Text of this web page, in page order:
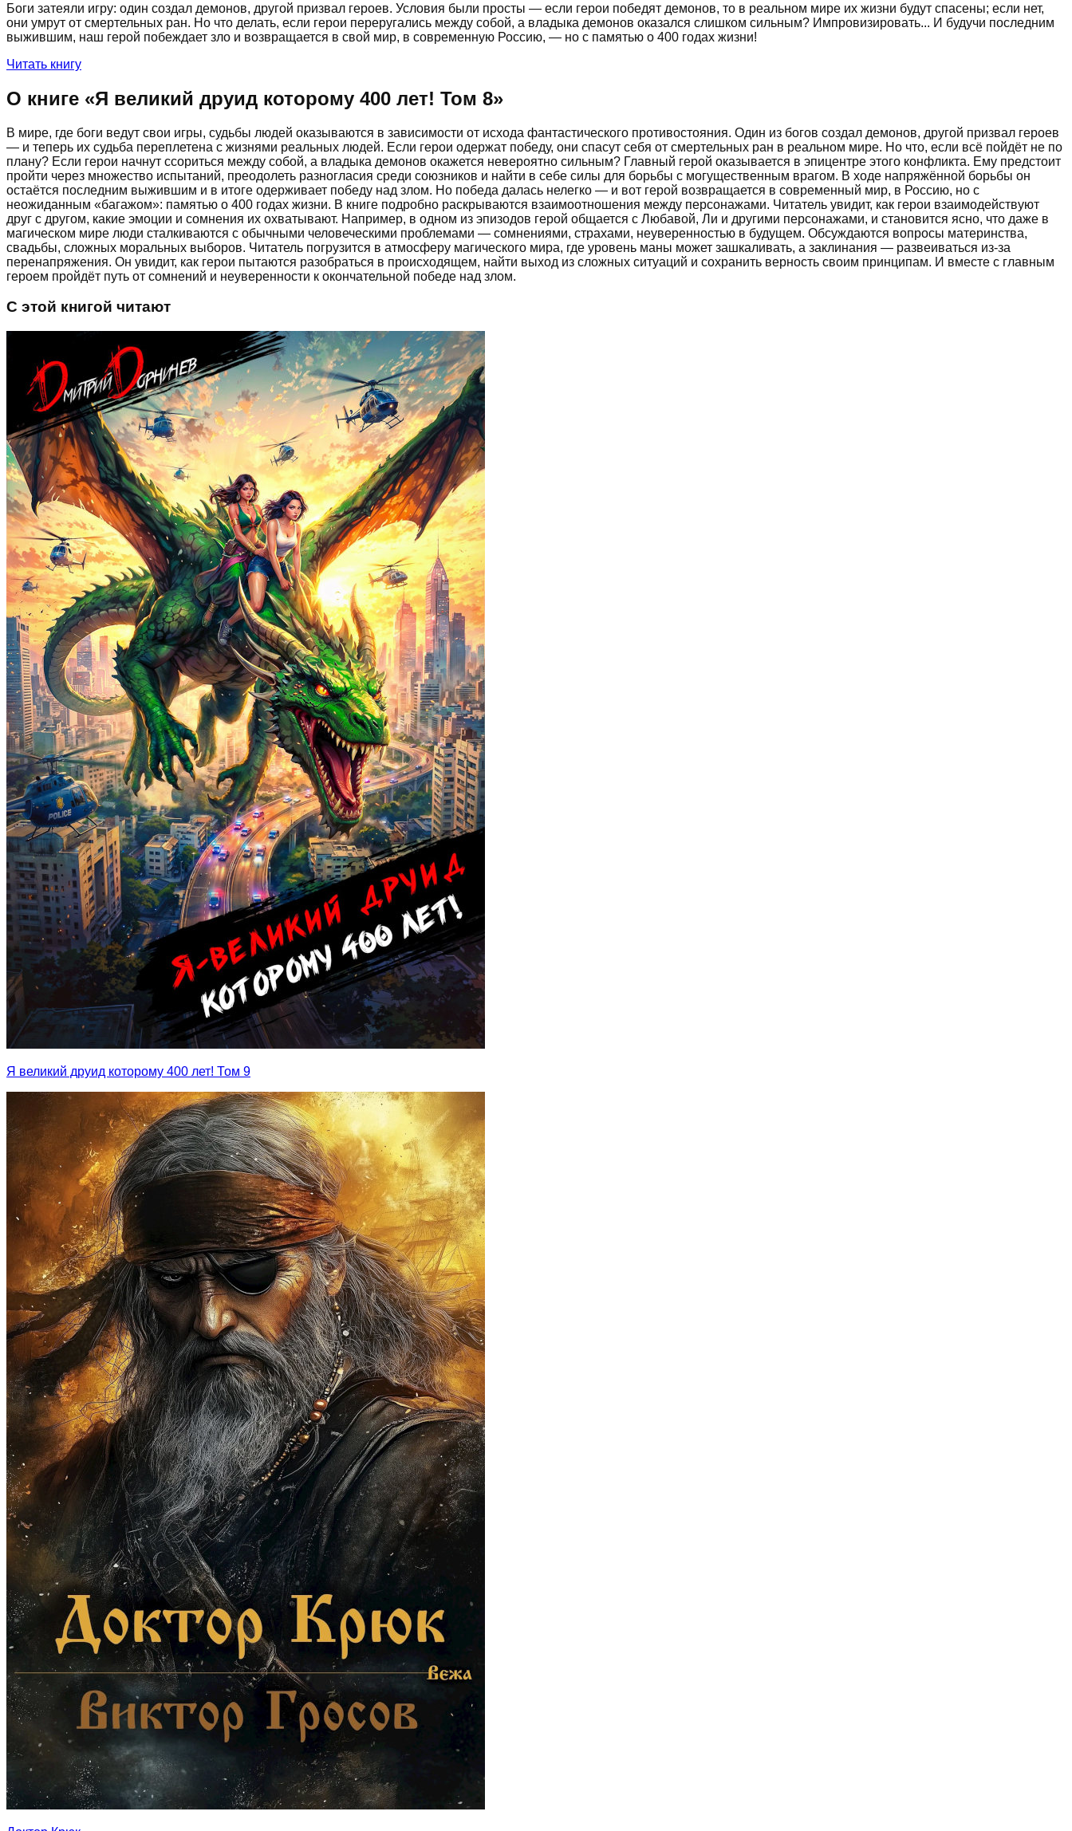
Боги затеяли игру: один создал демонов, другой призвал героев. Условия были просты — если герои победят демонов, то в реальном мире их жизни будут спасены; если нет,
они умрут от смертельных ран. Но что делать, если герои переругались между собой, а владыка демонов оказался слишком сильным? Импровизировать... И будучи последним
выжившим, наш герой побеждает зло и возвращается в свой мир, в современную Россию, — но с памятью о 400 годах жизни!
Читать книгу
О книге «Я великий друид которому 400 лет! Том 8»
В мире, где боги ведут свои игры, судьбы людей оказываются в зависимости от исхода фантастического противостояния. Один из богов создал демонов, другой призвал героев
— и теперь их судьба переплетена с жизнями реальных людей. Если герои одержат победу, они спасут себя от смертельных ран в реальном мире. Но что, если всё пойдёт не по
плану? Если герои начнут ссориться между собой, а владыка демонов окажется невероятно сильным? Главный герой оказывается в эпицентре этого конфликта. Ему предстоит
пройти через множество испытаний, преодолеть разногласия среди союзников и найти в себе силы для борьбы с могущественным врагом. В ходе напряжённой борьбы он
остаётся последним выжившим и в итоге одерживает победу над злом. Но победа далась нелегко — и вот герой возвращается в современный мир, в Россию, но с
неожиданным «багажом»: памятью о 400 годах жизни. В книге подробно раскрываются взаимоотношения между персонажами. Читатель увидит, как герои взаимодействуют
друг с другом, какие эмоции и сомнения их охватывают. Например, в одном из эпизодов герой общается с Любавой, Ли и другими персонажами, и становится ясно, что даже в
магическом мире люди сталкиваются с обычными человеческими проблемами — сомнениями, страхами, неуверенностью в будущем. Обсуждаются вопросы материнства,
свадьбы, сложных моральных выборов. Читатель погрузится в атмосферу магического мира, где уровень маны может зашкаливать, а заклинания — развеиваться из-за
перенапряжения. Он увидит, как герои пытаются разобраться в происходящем, найти выход из сложных ситуаций и сохранить верность своим принципам. И вместе с главным
героем пройдёт путь от сомнений и неуверенности к окончательной победе над злом.
С этой книгой читают
Я великий друид которому 400 лет! Том 9